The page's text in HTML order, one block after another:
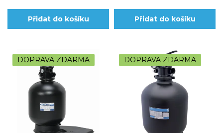
Přidat do košíku Přidat do košíku
DOPRAVA ZDARMA DOPRAVA ZDARMA